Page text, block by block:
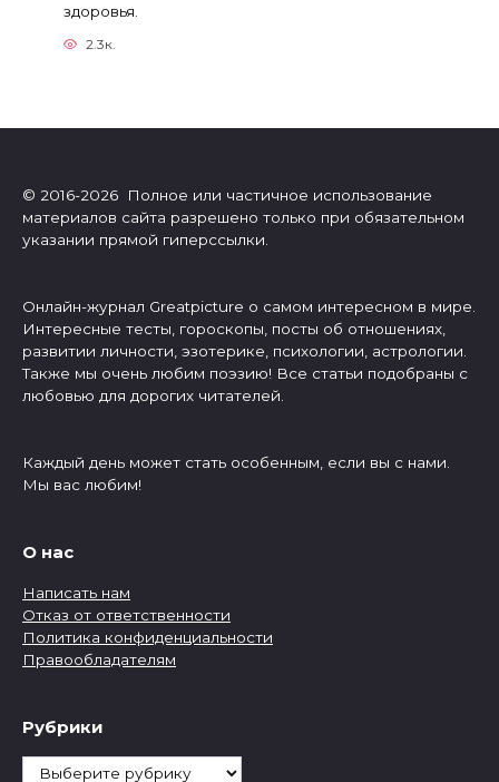
здоровья.
2.3к.
© 2016-2026 Полное или частичное использование
материалов сайта разрешено только при обязательном
указании прямой гиперссылки.
Онлайн-журнал Greatpicture о самом интересном в мире.
Интересные тесты, гороскопы, посты об отношениях,
развитии личности, эзотерике, психологии, астрологии.
Также мы очень любим поэзию! Все статьи подобраны с
любовью для дорогих читателей.
Каждый день может стать особенным, если вы с нами.
Мы вас любим!
О нас
Написать нам
Отказ от ответственности
Политика конфиденциальности
Правообладателям
Рубрики
Рубрики